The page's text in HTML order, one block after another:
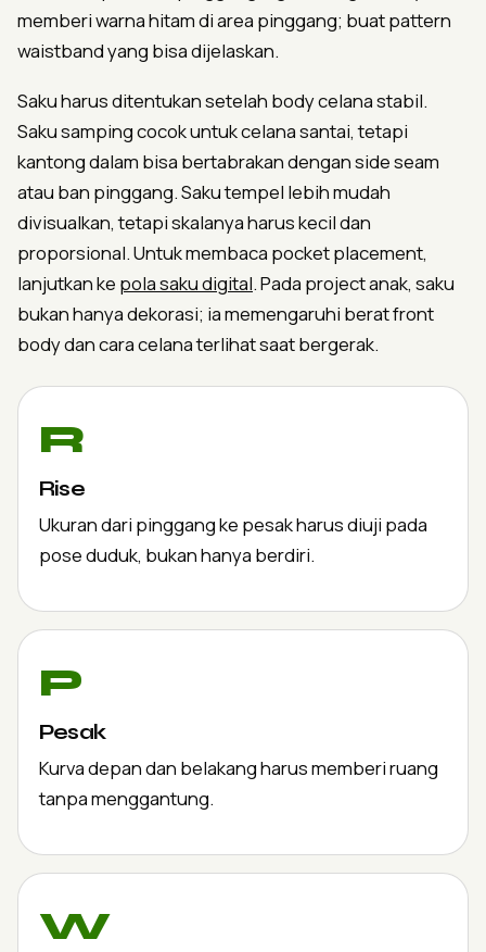
memberi warna hitam di area pinggang; buat pattern
waistband yang bisa dijelaskan.
Saku harus ditentukan setelah body celana stabil.
Saku samping cocok untuk celana santai, tetapi
kantong dalam bisa bertabrakan dengan side seam
atau ban pinggang. Saku tempel lebih mudah
divisualkan, tetapi skalanya harus kecil dan
proporsional. Untuk membaca pocket placement,
lanjutkan ke pola saku digital. Pada project anak, saku
bukan hanya dekorasi; ia memengaruhi berat front
body dan cara celana terlihat saat bergerak.
R
Rise
Ukuran dari pinggang ke pesak harus diuji pada
pose duduk, bukan hanya berdiri.
P
Pesak
Kurva depan dan belakang harus memberi ruang
tanpa menggantung.
W